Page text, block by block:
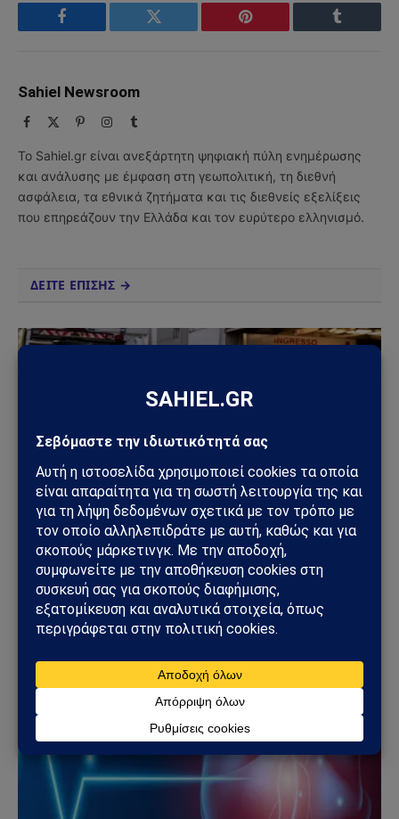
Facebook Twitter Pinterest Tumblr
Sahiel Newsroom
Facebook PinterestInstagram
Tumblr
Το Sahiel.gr είναι ανεξάρτητη ψηφιακή πύλη ενημέρωσης
και ανάλυσης με έμφαση στη γεωπολιτική, τη διεθνή
ασφάλεια, τα εθνικά ζητήματα και τις διεθνείς εξελίξεις
που επηρεάζουν την Ελλάδα και τον ευρύτερο ελληνισμό.
ΔΕΙΤΕ ΕΠΙΣΗΣ →
ΚΌΣΜΟΣ
Συναγερμός στην Ιταλία για πιθανό κρούσμα
Έμπολα: Ασθενής σε απομόνωση μετά από ταξίδι
στο Κονγκό